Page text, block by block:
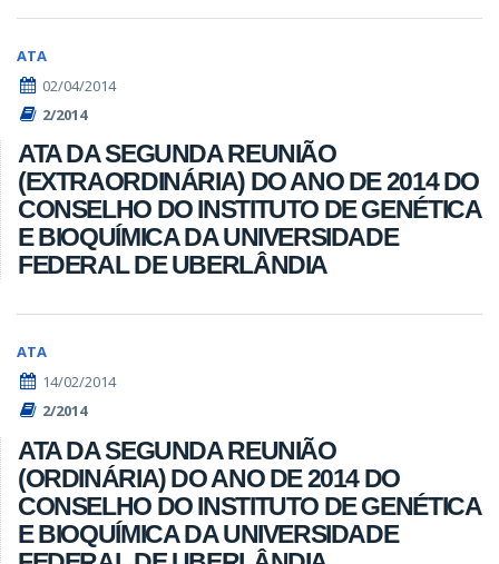
ATA
02/04/2014
2/2014
ATA DA SEGUNDA REUNIÃO
(EXTRAORDINÁRIA) DO ANO DE 2014 DO
CONSELHO DO INSTITUTO DE GENÉTICA
E BIOQUÍMICA DA UNIVERSIDADE
FEDERAL DE UBERLÂNDIA
ATA
14/02/2014
2/2014
ATA DA SEGUNDA REUNIÃO
(ORDINÁRIA) DO ANO DE 2014 DO
CONSELHO DO INSTITUTO DE GENÉTICA
E BIOQUÍMICA DA UNIVERSIDADE